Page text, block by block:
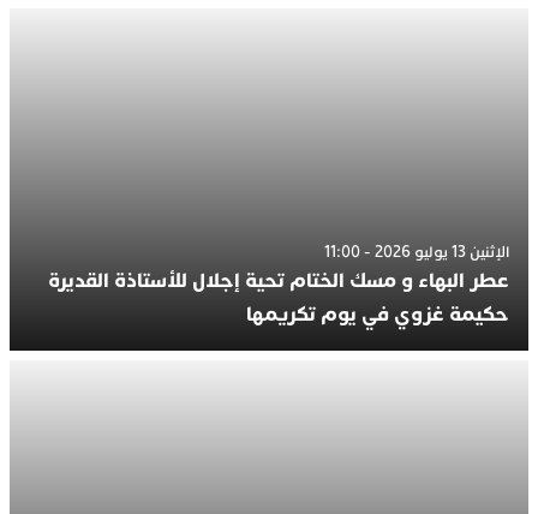
الإثنين 13 يوليو 2026 - 11:00
عطر البهاء و مسك الختام تحية إجلال للأستاذة القديرة
حكيمة غزوي في يوم تكريمها